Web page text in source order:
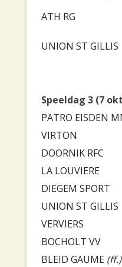
ATH RG
UNION ST GILLIS
Speeldag 3 (7
PATRO EISDEN
VIRTON
DOORNIK RFC
LA LOUVIERE
DIEGEM SPORT
UNION ST GILLIS
VERVIERS
BOCHOLT VV
BLEID GAUME (ff.)